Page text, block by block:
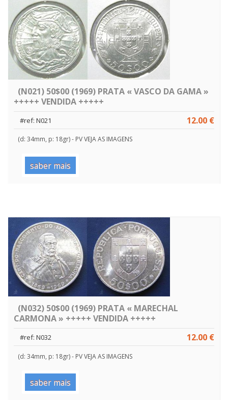
(N021) 50$00 (1969) PRATA « VASCO DA GAMA »
+++++ VENDIDA +++++
12.00 €
#ref: N021
(d: 34mm, p: 18gr) - PV VEJA AS IMAGENS
saber mais
(N032) 50$00 (1969) PRATA « MARECHAL
CARMONA » +++++ VENDIDA +++++
12.00 €
#ref: N032
(d: 34mm, p: 18gr) - PV VEJA AS IMAGENS
saber mais